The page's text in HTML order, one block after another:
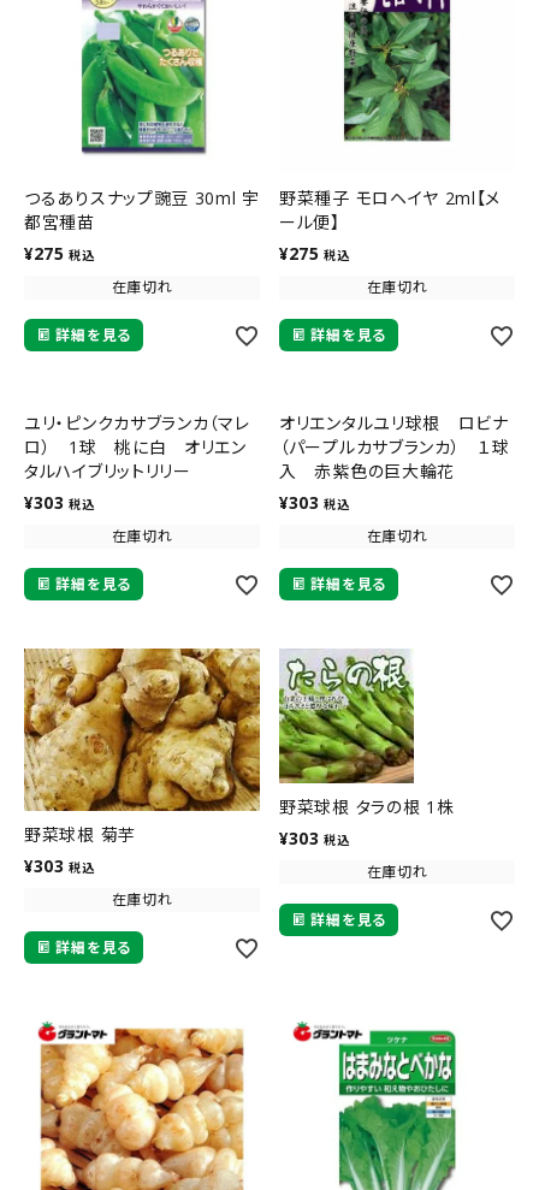
つるありスナップ豌豆 30ml 宇
都宮種苗
¥275 税込
在庫切れ
詳細を見る
野菜種子 モロヘイヤ 2ml【メ
ール便】
¥275 税込
在庫切れ
詳細を見る
ユリ・ピンクカサブランカ（マレ
ロ） 1球 桃に白 オリエン
タルハイブリットリリー
¥303 税込
在庫切れ
詳細を見る
オリエンタルユリ球根 ロビナ
（パープルカサブランカ） １球
入 赤紫色の巨大輪花
¥303 税込
在庫切れ
詳細を見る
野菜球根 菊芋
¥303 税込
在庫切れ
詳細を見る
野菜球根 タラの根 1株
¥303 税込
在庫切れ
詳細を見る